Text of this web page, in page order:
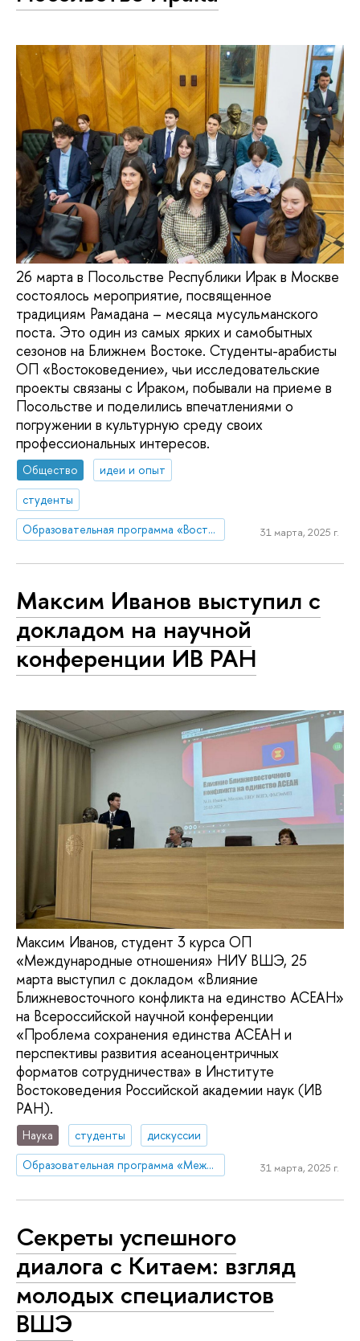
26 марта в Посольстве Республики Ирак в Москве
состоялось мероприятие, посвященное
традициям Рамадана – месяца мусульманского
поста. Это один из самых ярких и самобытных
сезонов на Ближнем Востоке. Студенты-арабисты
ОП «Востоковедение», чьи исследовательские
проекты связаны с Ираком, побывали на приеме в
Посольстве и поделились впечатлениями о
погружении в культурную среду своих
профессиональных интересов.
Общество
идеи и опыт
студенты
Образовательная программа «Востоковедение»
31 марта, 2025 г.
Максим Иванов выступил с
докладом на научной
конференции ИВ РАН
Максим Иванов, студент 3 курса ОП
«Международные отношения» НИУ ВШЭ, 25
марта выступил с докладом «Влияние
Ближневосточного конфликта на единство АСЕАН»
на Всероссийской научной конференции
«Проблема сохранения единства АСЕАН и
перспективы развития асеаноцентричных
форматов сотрудничества» в Институте
Востоковедения Российской академии наук (ИВ
РАН).
Наука студенты
дискуссии
Образовательная программа «Международные отношения»
31 марта, 2025 г.
Секреты успешного
диалога с Китаем: взгляд
молодых специалистов
ВШЭ